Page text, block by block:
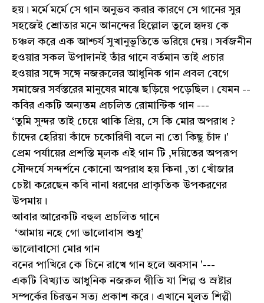
হয়। মর্মে মর্মে সে গান অনুভব করার কারণে সে গানের সুর
সহজেই শ্রোতার মনে আনন্দের হিল্লোল তুলে হৃদয় কে
চঞ্চল করে এক আশ্চর্য সুখানুভূতিতে ভরিয়ে দেয়। সর্বজনীন
হওয়ার সকল উপাদানই তাঁর গানে বর্তমান তাই প্রচার
হওয়ার সঙ্গে সঙ্গে নজরুলের আধুনিক গান প্রবল বেগে
সমাজের সর্বস্তরের মানুষের মাঝে ছড়িয়ে পড়েছিল। যেমন --
কবির একটি অন্যতম প্রচলিত রোমান্টিক গান ---
‘তুমি সুন্দর তাই চেয়ে থাকি প্রিয়, সে কি মোর অপরাধ ?
চাঁদের হেরিয়া কাঁদে চকোরিণী বলে না তো কিছু চাঁদ।'
প্রেম পর্যায়ের প্রশস্তি মূলক এই গান টি ,দয়িতের অপরূপ
সৌন্দর্যে সন্দর্শনে কোনো অপরাধ হয় কিনা ,তা খোঁজার
চেষ্টা করেছেন কবি নানা ধরণের প্রাকৃতিক উপকরণের
উপমায়।
আবার আরেকটি বহুল প্রচলিত গানে
‘আমায় নহে গো ভালোবাস শুধু’
ভালোবাসো মোর গান
বনের পাখিরে কে চিনে রাখে গান হলে অবসান '---
একটি বিখ্যাত আধুনিক নজরুল গীতি যা শিল্প ও স্রষ্টার
সম্পর্কের চিরন্তন সত্য প্রকাশ করে। এখানে মূলত শিল্পী